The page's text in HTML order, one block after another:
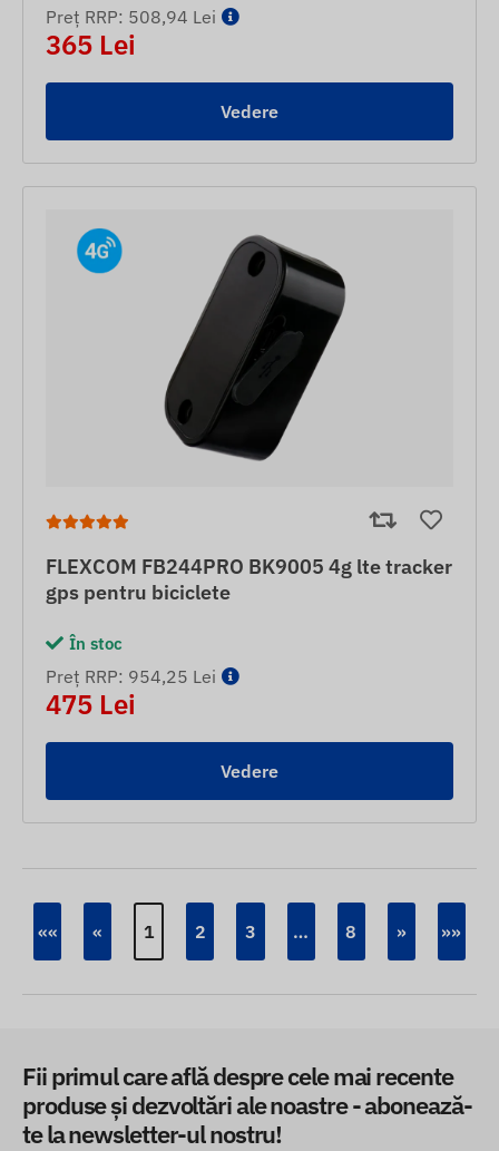
Preț RRP: 508,94 Lei
365 Lei
Vedere
FLEXCOM FB244PRO BK9005 4g lte tracker
gps pentru biciclete
În stoc
Preț RRP: 954,25 Lei
475 Lei
Vedere
«« « 1 2 3 … 8 » »»
Fii primul care află despre cele mai recente
produse și dezvoltări ale noastre - abonează-
te la newsletter-ul nostru!